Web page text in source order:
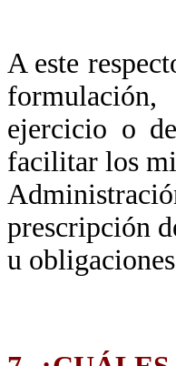
A este
formulación,
ejercicio o
facilitar los
prescripción
u